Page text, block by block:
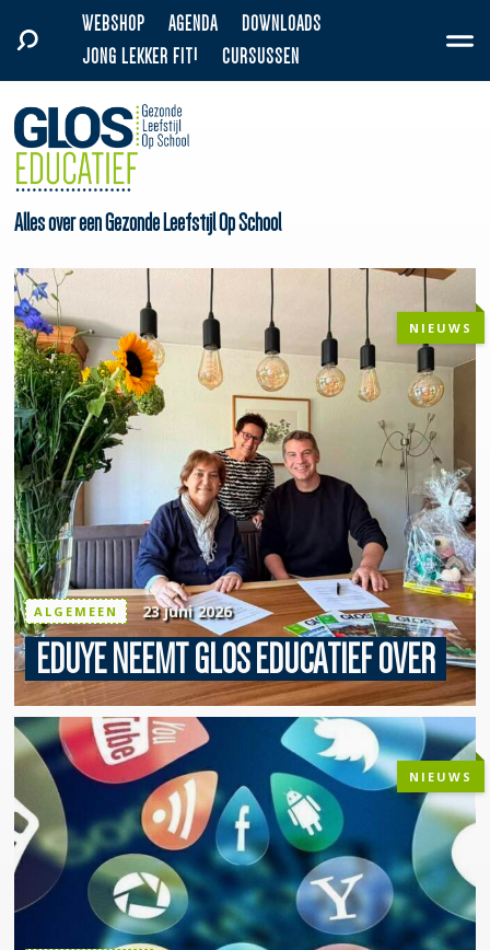
WEBSHOP AGENDA
DOWNLOADS
JONG LEKKER FIT!
CURSUSSEN
Alles over een Gezonde Leefstijl Op School
NIEUWS
EDUYE NEEMT GLOS EDUCATIEF OVER
ALGEMEEN 23 juni 2026
NIEUWS